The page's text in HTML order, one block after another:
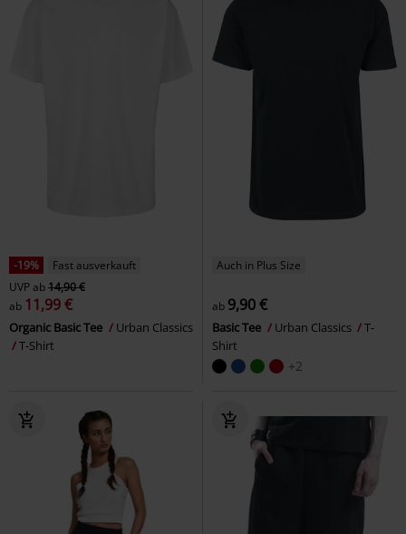
-19%
Fast ausverkauft
UVPab14,90 €
ab 11,99 €
Organic Basic Tee
Urban Classics
T-Shirt
Auch in Plus Size
ab 9,90 €
Basic Tee Urban Classics
T-
Shirt
+2